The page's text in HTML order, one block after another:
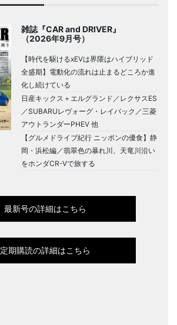
雑誌『CAR and DRIVER』
（2026年9月号）
【時代を駆けるxEVは界隈はハイブリッド
全盛期】電動化の流れは止まるどころか進
化し続けている
日産キックス＋エルグランド／レクサスES
／SUBARUレヴォーグ・レイバック／三菱
アウトランダーPHEV 他
【グルメドライブ紀行 ニッポンの優食】静
岡・浜松編／翡翠色の暴れ川、天竜川沿い
をホンダCR-Vで旅する
最新号の詳細はこちら
定期購読の詳細はこちら